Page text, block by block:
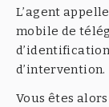
L’agent
mobile de
d’intervention.
Vous êtes